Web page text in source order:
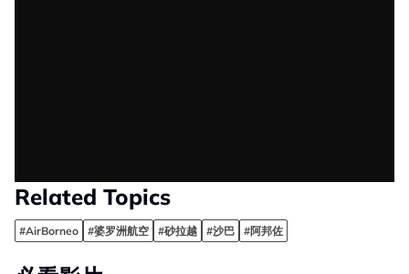
Related Topics
#AirBorneo #婆罗洲航空 #砂拉越 #沙巴 #阿邦佐